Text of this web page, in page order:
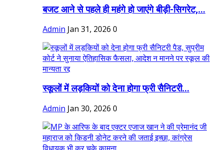
बजट आने से पहले ही महंगे हो जाएंगे बीड़ी-सिगरेट,...
Admin Jan 31, 2026 0
स्कूलों में लड़कियों को देना होगा फ्री सैनिटरी...
Admin Jan 30, 2026 0